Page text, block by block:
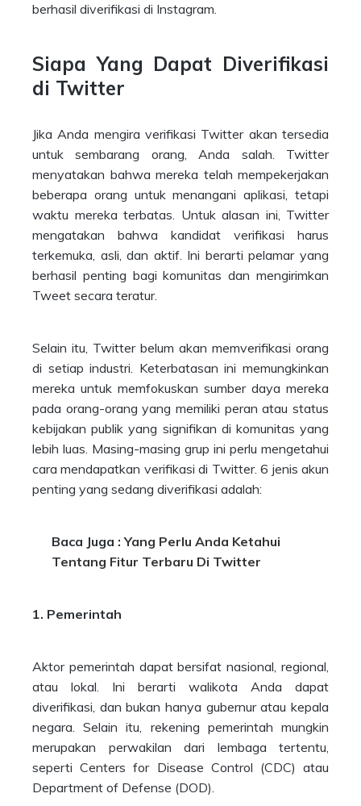
berhasil diverifikasi di Instagram.
Siapa Yang Dapat Diverifikasi
di Twitter
Jika Anda mengira verifikasi Twitter akan tersedia
untuk sembarang orang, Anda salah. Twitter
menyatakan bahwa mereka telah mempekerjakan
beberapa orang untuk menangani aplikasi, tetapi
waktu mereka terbatas. Untuk alasan ini, Twitter
mengatakan bahwa kandidat verifikasi harus
terkemuka, asli, dan aktif. Ini berarti pelamar yang
berhasil penting bagi komunitas dan mengirimkan
Tweet secara teratur.
Selain itu, Twitter belum akan memverifikasi orang
di setiap industri. Keterbatasan ini memungkinkan
mereka untuk memfokuskan sumber daya mereka
pada orang-orang yang memiliki peran atau status
kebijakan publik yang signifikan di komunitas yang
lebih luas. Masing-masing grup ini perlu mengetahui
cara mendapatkan verifikasi di Twitter. 6 jenis akun
penting yang sedang diverifikasi adalah:
Baca Juga :Yang Perlu Anda Ketahui
Tentang Fitur Terbaru Di Twitter
1. Pemerintah
Aktor pemerintah dapat bersifat nasional, regional,
atau lokal. Ini berarti walikota Anda dapat
diverifikasi, dan bukan hanya gubernur atau kepala
negara. Selain itu, rekening pemerintah mungkin
merupakan perwakilan dari lembaga tertentu,
seperti Centers for Disease Control (CDC) atau
Department of Defense (DOD).